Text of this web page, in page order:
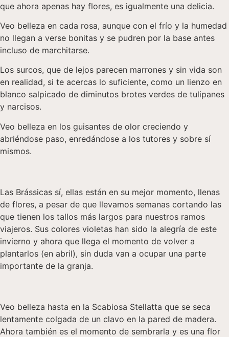
que ahora apenas hay flores, es igualmente una delicia.
Veo belleza en cada rosa, aunque con el frío y la humedad
no llegan a verse bonitas y se pudren por la base antes
incluso de marchitarse.
Los surcos, que de lejos parecen marrones y sin vida son
en realidad, si te acercas lo suficiente, como un lienzo en
blanco salpicado de diminutos brotes verdes de tulipanes
y narcisos.
Veo belleza en los guisantes de olor creciendo y
abriéndose paso, enredándose a los tutores y sobre sí
mismos.
Las Brássicas sí, ellas están en su mejor momento, llenas
de flores, a pesar de que llevamos semanas cortando las
que tienen los tallos más largos para nuestros ramos
viajeros. Sus colores violetas han sido la alegría de este
invierno y ahora que llega el momento de volver a
plantarlos (en abril), sin duda van a ocupar una parte
importante de la granja.
Veo belleza hasta en la Scabiosa Stellatta que se seca
lentamente colgada de un clavo en la pared de madera.
Ahora también es el momento de sembrarla y es una flor